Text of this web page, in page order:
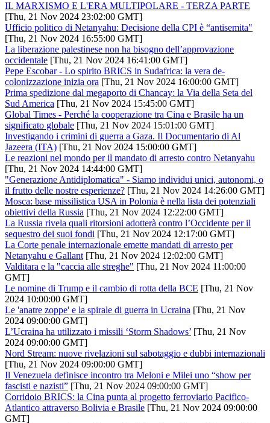
IL MARXISMO E L'ERA MULTIPOLARE - TERZA PARTE
[Thu, 21 Nov 2024 23:02:00 GMT]
Ufficio politico di Netanyahu: Decisione della CPI è “antisemita"
[Thu, 21 Nov 2024 16:55:00 GMT]
La liberazione palestinese non ha bisogno dell’approvazione
occidentale [Thu, 21 Nov 2024 16:41:00 GMT]
Pepe Escobar - Lo spirito BRICS in Sudafrica: la vera de-
colonizzazione inizia ora [Thu, 21 Nov 2024 16:00:00 GMT]
Prima spedizione dal megaporto di Chancay: la Via della Seta del
Sud America [Thu, 21 Nov 2024 15:45:00 GMT]
Global Times - Perché la cooperazione tra Cina e Brasile ha un
significato globale [Thu, 21 Nov 2024 15:01:00 GMT]
Investigando i crimini di guerra a Gaza. Il Documentario di Al
Jazeera (ITA) [Thu, 21 Nov 2024 15:00:00 GMT]
Le reazioni nel mondo per il mandato di arresto contro Netanyahu
[Thu, 21 Nov 2024 14:44:00 GMT]
"Generazione Antidiplomatica" - Siamo individui unici, autonomi, o
il frutto delle nostre esperienze? [Thu, 21 Nov 2024 14:26:00 GMT]
Mosca: base missilistica USA in Polonia è nella lista dei potenziali
obiettivi della Russia [Thu, 21 Nov 2024 12:22:00 GMT]
La Russia rivela quali ritorsioni adotterà contro l’Occidente per il
sequestro dei suoi fondi [Thu, 21 Nov 2024 12:17:00 GMT]
La Corte penale internazionale emette mandati di arresto per
Netanyahu e Gallant [Thu, 21 Nov 2024 12:02:00 GMT]
Valditara e la "caccia alle streghe" [Thu, 21 Nov 2024 11:00:00
GMT]
Le nomine di Trump e il cambio di rotta della BCE [Thu, 21 Nov
2024 10:00:00 GMT]
Le 'anatre zoppe' e la spirale di guerra in Ucraina [Thu, 21 Nov
2024 09:00:00 GMT]
L’Ucraina ha utilizzato i missili ‘Storm Shadows’ [Thu, 21 Nov
2024 09:00:00 GMT]
Nord Stream: nuove rivelazioni sul sabotaggio e dubbi internazionali
[Thu, 21 Nov 2024 09:00:00 GMT]
Il Venezuela definisce incontro tra Meloni e Milei uno “show per
fascisti e nazisti” [Thu, 21 Nov 2024 09:00:00 GMT]
Corridoio BRICS: la Cina punta al progetto ferroviario Pacifico-
Atlantico attraverso Bolivia e Brasile [Thu, 21 Nov 2024 09:00:00
GMT]